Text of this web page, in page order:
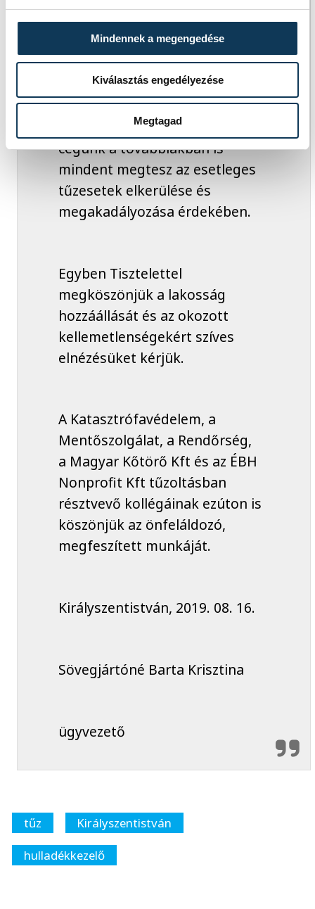
Mindennek a megengedése
Kiválasztás engedélyezése
Megtagad
sérült 2019.08.15-től a normál
üzemmenet visszaállításra
került.
Tájékoztatjuk Önöket, hogy
cégünk a továbbiakban is
mindent megtesz az esetleges
tűzesetek elkerülése és
megakadályozása érdekében.
Egyben Tisztelettel
megköszönjük a lakosság
hozzáállását és az okozott
kellemetlenségekért szíves
elnézésüket kérjük.
A Katasztrófavédelem, a
Mentőszolgálat, a Rendőrség,
a Magyar Kőtörő Kft és az ÉBH
Nonprofit Kft tűzoltásban
résztvevő kollégáinak ezúton is
köszönjük az önfeláldozó,
megfeszített munkáját.
Királyszentistván, 2019. 08. 16.
Sövegjártóné Barta Krisztina
ügyvezető
tűz
Királyszentistván
hulladékkezelő